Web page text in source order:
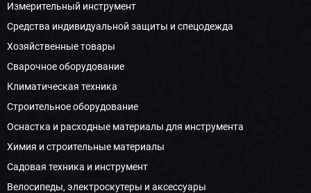
Измерительный инструмент
Средства индивидуальной защиты и спецодежда
Хозяйственные товары
Сварочное оборудование
Климатическая техника
Строительное оборудование
Оснастка и расходные материалы для инструмента
Химия и строительные материалы
Садовая техника и инструмент
Велосипеды, электроскутеры и аксессуары